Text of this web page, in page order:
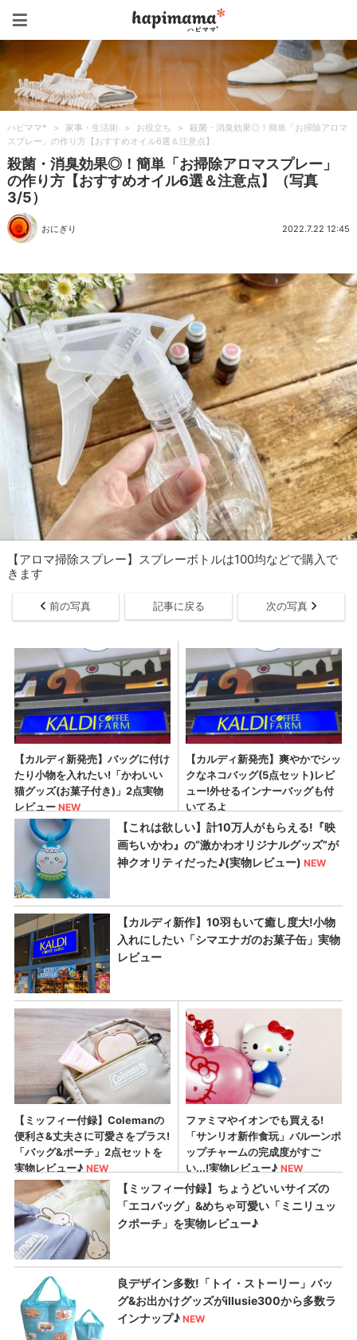
ハピママ* > 家事・生活術 > お役立ち >
殺菌・消臭効果◎！簡単「お掃除アロマ
スプレー」の作り方【おすすめオイル6選＆注意点】
殺菌・消臭効果◎！簡単「お掃除アロマスプレー」
の作り方【おすすめオイル6選＆注意点】（写真
3/5）
おにぎり 2022.7.22 12:45
【アロマ掃除スプレー】スプレーボトルは100均などで購入で
きます
前の写真 記事に戻る 次の写真